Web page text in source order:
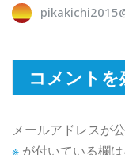
コメントを
メールアドレスが
※ が付いている欄